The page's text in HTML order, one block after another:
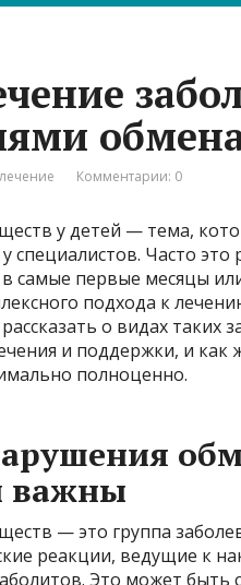
Комментарии: 0
у детей — тема,
специалистов. Часто это
самые первые месяцы
подхода к
о видах таких
и поддержки, и как
полноценно.
важны
— это группа
реакции, ведущие к
Это может быть